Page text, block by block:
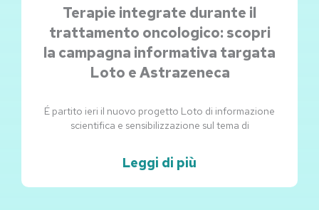
Terapie integrate durante il
trattamento oncologico: scopri
la campagna informativa targata
Loto e Astrazeneca
É partito ieri il nuovo progetto Loto di informazione
scientifica e sensibilizzazione sul tema di
Leggi di più